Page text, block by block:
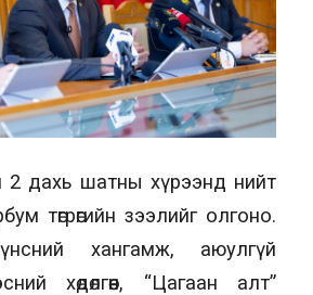
2 дахь шатны хүрээнд нийт
төгрөгийн зээлийг олгоно.
хангамж, аюулгүй
хөдөлгөөн, “Цагаан алт”